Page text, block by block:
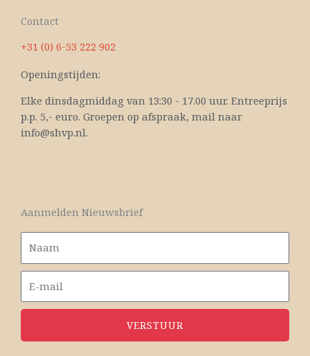
Contact
+31 (0) 6-53 222 902
Openingstijden:
Elke dinsdagmiddag van 13:30 - 17.00 uur. Entreeprijs
p.p. 5,- euro. Groepen op afspraak, mail naar
info@shvp.nl.
Aanmelden Nieuwsbrief
VERSTUUR